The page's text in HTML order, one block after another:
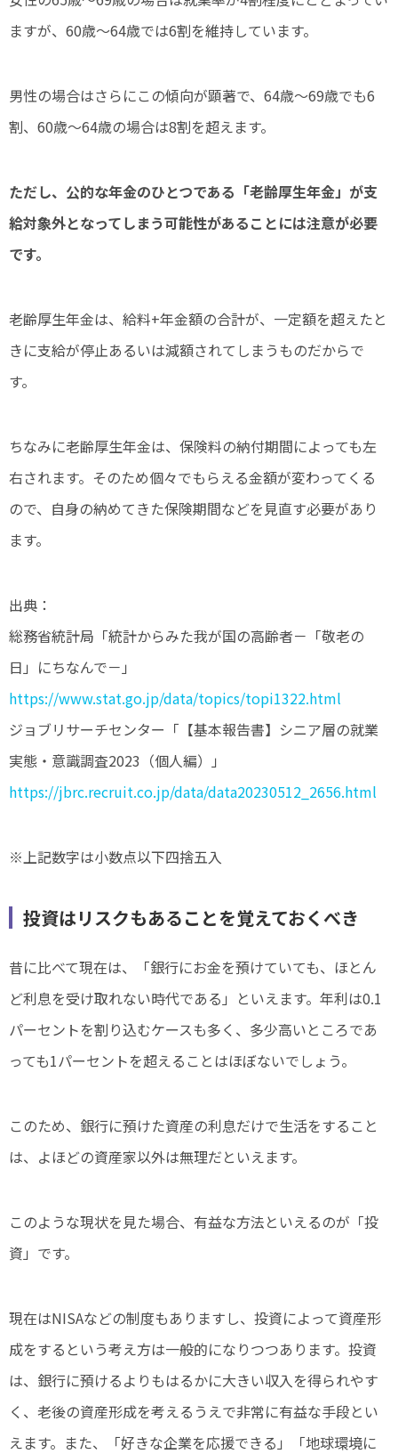
ますが、60歳～64歳では6割を維持しています。
男性の場合はさらにこの傾向が顕著で、64歳～69歳でも6
割、60歳～64歳の場合は8割を超えます。
ただし、公的な年金のひとつである「老齢厚生年金」が支
給対象外となってしまう可能性があることには注意が必要
です。
老齢厚生年金は、給料+年金額の合計が、一定額を超えたと
きに支給が停止あるいは減額されてしまうものだからで
す。
ちなみに老齢厚生年金は、保険料の納付期間によっても左
右されます。そのため個々でもらえる金額が変わってくる
ので、自身の納めてきた保険期間などを見直す必要があり
ます。
出典：
総務省統計局「統計からみた我が国の高齢者－「敬老の
日」にちなんで－」
https://www.stat.go.jp/data/topics/topi1322.html
ジョブリサーチセンター「【基本報告書】シニア層の就業
実態・意識調査2023（個人編）」
https://jbrc.recruit.co.jp/data/data20230512_2656.html
※上記数字は小数点以下四捨五入
投資はリスクもあることを覚えておくべき
昔に比べて現在は、「銀行にお金を預けていても、ほとん
ど利息を受け取れない時代である」といえます。年利は0.1
パーセントを割り込むケースも多く、多少高いところであ
っても1パーセントを超えることはほぼないでしょう。
このため、銀行に預けた資産の利息だけで生活をすること
は、よほどの資産家以外は無理だといえます。
このような現状を見た場合、有益な方法といえるのが「投
資」です。
現在はNISAなどの制度もありますし、投資によって資産形
成をするという考え方は一般的になりつつあります。投資
は、銀行に預けるよりもはるかに大きい収入を得られやす
く、老後の資産形成を考えるうえで非常に有益な手段とい
えます。また、「好きな企業を応援できる」「地球環境に